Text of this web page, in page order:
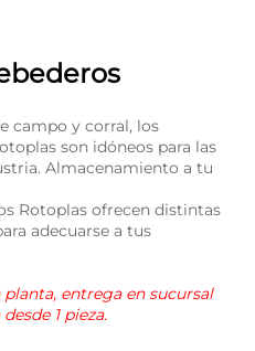
campo y corral, los
son idóneos para las
Almacenamiento a tu
Rotoplas ofrecen distintas
adecuarse a tus
entrega en sucursal
1 pieza.